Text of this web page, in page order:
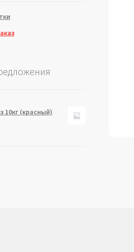
10кг (красный)